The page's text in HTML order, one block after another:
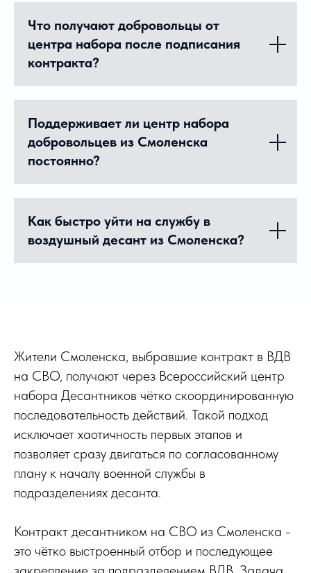
Что получают добровольцы от
центра набора после подписания
контракта?
Поддерживает ли центр набора
добровольцев из Смоленска
постоянно?
Как быстро уйти на службу в
воздушный десант из Смоленска?
Жители Смоленска, выбравшие контракт в ВДВ
на СВО, получают через Всероссийский центр
набора Десантников чётко скоординированную
последовательность действий. Такой подход
исключает хаотичность первых этапов и
позволяет сразу двигаться по согласованному
плану к началу военной службы в
подразделениях десанта.
Контракт десантником на СВО из Смоленска -
это чётко выстроенный отбор и последующее